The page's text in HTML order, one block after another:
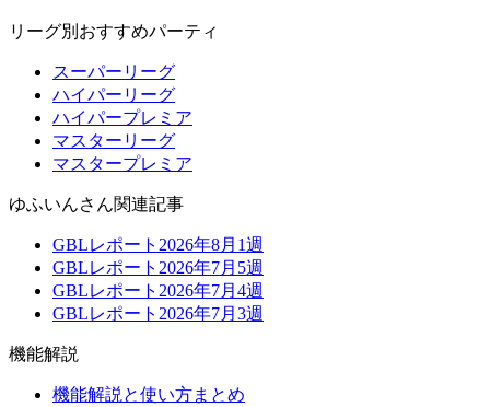
リーグ別おすすめパーティ
スーパーリーグ
ハイパーリーグ
ハイパープレミア
マスターリーグ
マスタープレミア
ゆふいんさん関連記事
GBLレポート2026年8月1週
GBLレポート2026年7月5週
GBLレポート2026年7月4週
GBLレポート2026年7月3週
機能解説
機能解説と使い方まとめ